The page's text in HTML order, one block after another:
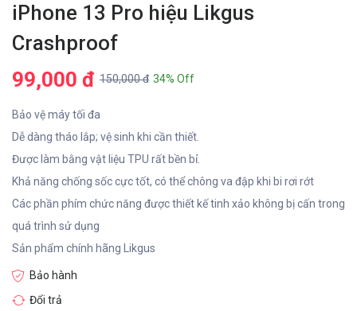
iPhone 13 Pro hiệu Likgus
Crashproof
99,000 đ 150,000 đ 34% Off
Bảo vệ máy tối đa
Dễ dàng tháo lắp; vệ sinh khi cần thiết.
Được làm bằng vật liệu TPU rất bền bỉ.
Khả năng chống sốc cực tốt, có thể chông va đập khi bi rơi rớt
Các phần phím chức năng được thiết kế tinh xảo không bị cấn trong
quá trình sử dụng
Sản phẩm chính hãng Likgus
Bảo hành
Đổi trả